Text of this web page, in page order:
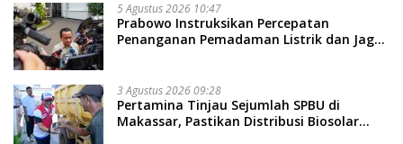
5 Agustus 2026 10:47
Prabowo Instruksikan Percepatan
Penanganan Pemadaman Listrik dan Jaga
3 Agustus 2026 09:28
Pertamina Tinjau Sejumlah SPBU di
Makassar, Pastikan Distribusi Biosolar